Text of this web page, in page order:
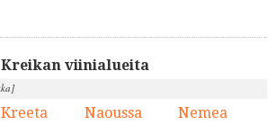
Kreikan viinialueita
Kreeta Naoussa Nemea